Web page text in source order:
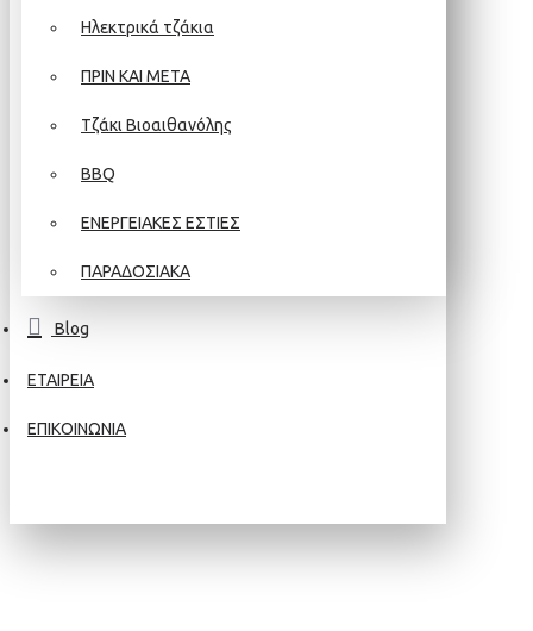
Ηλεκτρικά τζάκια
ΠΡΙΝ ΚΑΙ ΜΕΤΑ
Τζάκι Βιοαιθανόλης
BBQ
ΕΝΕΡΓΕΙΑΚΕΣ ΕΣΤΙΕΣ
ΠΑΡΑΔΟΣΙΑΚΑ
Blog
ΕΤΑΙΡΕΙΑ
ΕΠΙΚΟΙΝΩΝΙΑ